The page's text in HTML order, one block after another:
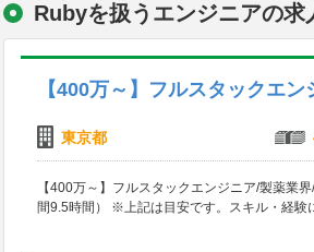
Rubyを扱うエンジニアの求
【400万～】フルスタックエ
東京都
【400万～】フルスタックエンジニア/製薬業
間9.5時間） ※上記は目安です。スキル・経